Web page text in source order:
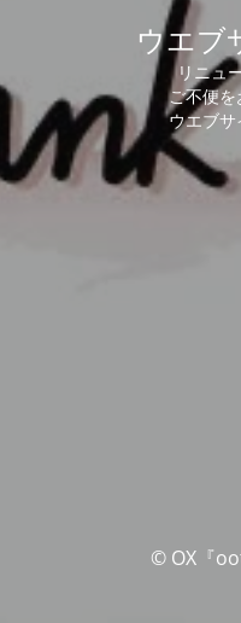
ウエブ
リニュ
ご不便
ウエブサ
© OX『